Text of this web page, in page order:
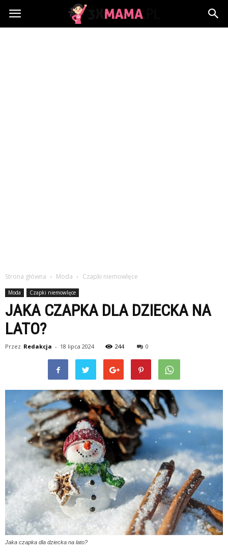
3xMama.pl
Strona główna Moda Czapki niemowlęce
Moda Czapki niemowlęce
JAKA CZAPKA DLA DZIECKA NA
LATO?
Przez Redakcja - 18 lipca 2024 244 0
Jaka czapka dla dziecka na lato?